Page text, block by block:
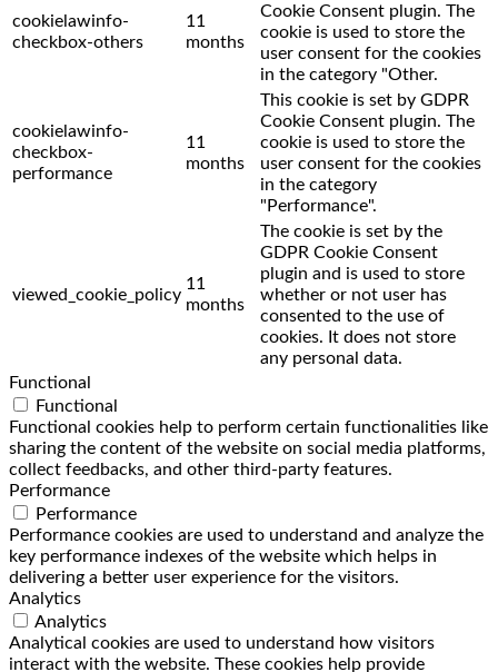
cookielawinfo-
checkbox-others
11
months
Cookie Consent plugin. The
cookie is used to store the
user consent for the cookies
in the category "Other.
cookielawinfo-
checkbox-
performance
11
months
This cookie is set by GDPR
Cookie Consent plugin. The
cookie is used to store the
user consent for the cookies
in the category
"Performance".
viewed_cookie_policy
11
months
The cookie is set by the
GDPR Cookie Consent
plugin and is used to store
whether or not user has
consented to the use of
cookies. It does not store
any personal data.
Functional
Functional
Functional cookies help to perform certain functionalities like
sharing the content of the website on social media platforms,
collect feedbacks, and other third-party features.
Performance
Performance
Performance cookies are used to understand and analyze the
key performance indexes of the website which helps in
delivering a better user experience for the visitors.
Analytics
Analytics
Analytical cookies are used to understand how visitors
interact with the website. These cookies help provide